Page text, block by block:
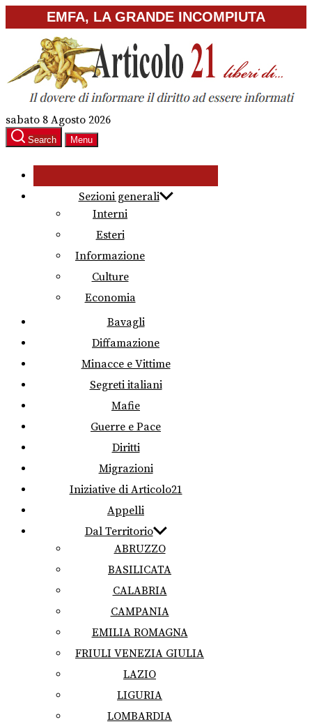
to
content
EMFA, LA GRANDE INCOMPIUTA
sabato 8 Agosto 2026
Search Menu
Sezioni generali
Interni
Esteri
Informazione
Culture
Economia
Bavagli
Diffamazione
Minacce e Vittime
Segreti italiani
Mafie
Guerre e Pace
Diritti
Migrazioni
Iniziative di Articolo21
Appelli
Dal Territorio
ABRUZZO
BASILICATA
CALABRIA
CAMPANIA
EMILIA ROMAGNA
FRIULI VENEZIA GIULIA
LAZIO
LIGURIA
LOMBARDIA